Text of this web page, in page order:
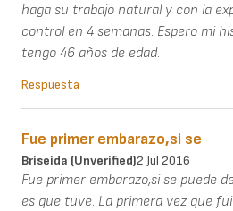
haga su trabajo natural y con la
control en 4 semanas. Espero mi
tengo 46 años de edad.
Respuesta
Fue primer embarazo,si se
Briseida (unverified)2 Jul 2016
Fue primer embarazo,si se puede
es que tuve. La primera vez que